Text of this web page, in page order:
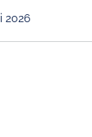
2026